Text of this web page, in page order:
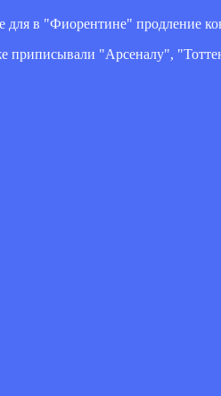
для в "Фиорентине" продление
приписывали "Арсеналу",